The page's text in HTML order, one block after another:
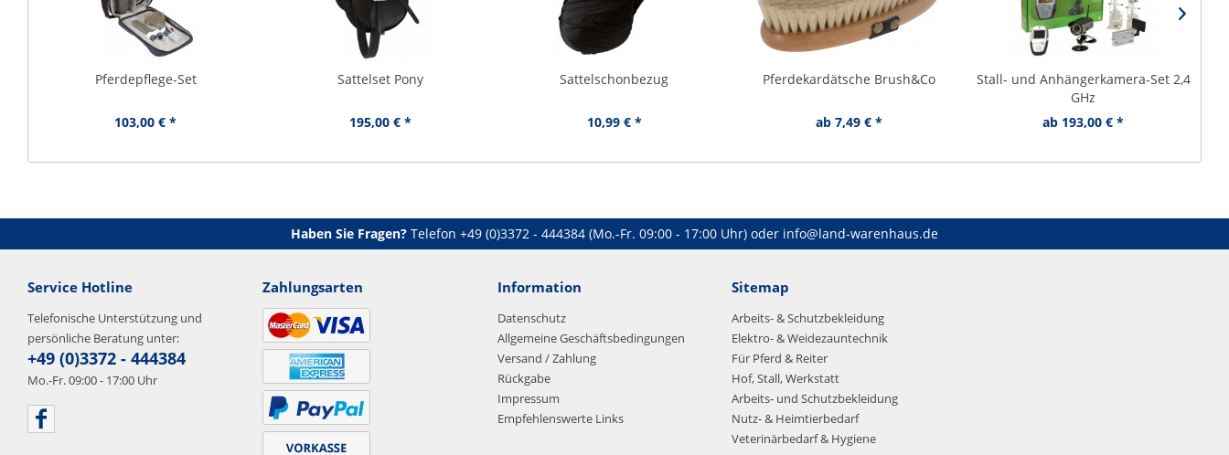
Pferdepflege-Set
103,00 € *
Sattelset Pony
195,00 € *
Sattelschonbezug
10,99 € *
Pferdekardätsche Brush&Co
ab 7,49 € *
Stall- und Anhängerkamera-Set 2,4
GHz
ab 193,00 € *
Haben Sie Fragen? Telefon +49 (0)3372 - 444384 (Mo.-Fr. 09:00 - 17:00 Uhr) oder info@land-warenhaus.de
Service Hotline
Telefonische Unterstützung und
persönliche Beratung unter:
+49 (0)3372 - 444384
Mo.-Fr. 09:00 - 17:00 Uhr
Zahlungsarten Information
Datenschutz
Allgemeine Geschäftsbedingungen
Versand / Zahlung
Rückgabe
Impressum
Empfehlenswerte Links
Sitemap
Arbeits- & Schutzbekleidung
Elektro- & Weidezauntechnik
Für Pferd & Reiter
Hof, Stall, Werkstatt
Arbeits- und Schutzbekleidung
Nutz- & Heimtierbedarf
Veterinärbedarf & Hygiene